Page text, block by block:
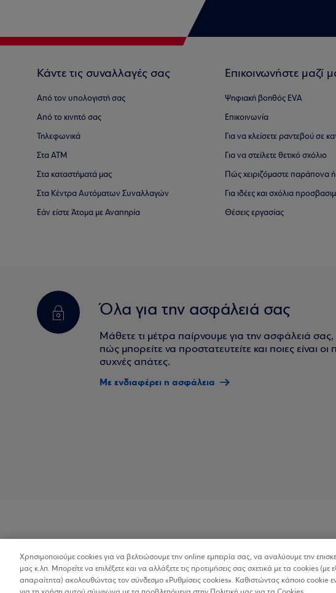
Κάντε τις συναλλαγές σας
Από τον υπολογιστή σας
Από το κινητό σας
Τηλεφωνικά
Στα ΑΤΜ
Στα καταστήματά μας
Στα Κέντρα Αυτόματων Συναλλαγών
Εάν είστε Άτομα με Αναπηρία
Επικοινωνήστε μαζί
Ψηφιακή βοηθός EVA
Επικοινωνία
Για να κλείσετε ραντεβού σε
Για να στείλετε θετικό σχόλιο
Πώς χειριζόμαστε παράπονα
Για ιδέες και σχόλια
Θέσεις εργασίας
Όλα για την ασφάλειά σας
Μάθετε τι μέτρα παίρνουμε για την ασφάλειά σας,
πώς μπορείτε να προστατευτείτε και ποιες είναι οι
συχνές απάτες.
Με ενδιαφέρει η ασφάλεια
Προσβασιμότητα
Χρησιμοποιούμε cookies για να βελτιώσουμε την online εμπειρία σας, να αναλύουμε την
μας κ.λπ. Μπορείτε να επιλέξετε και να αλλάξετε τις προτιμήσεις σας σχετικά με τα cookies (με
απαραίτητα) ακολουθώντας τον σύνδεσμο «Ρυθμίσεις cookies». Καθιστώντας κάποιο cookie